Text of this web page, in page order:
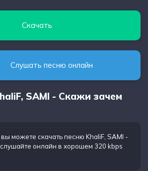
Скачать
Слушать песню онлайн
SAMI - Скажи зачем
вы можете скачать песню KhaliF, SAMI -
онлайн в хорошем 320 kbps